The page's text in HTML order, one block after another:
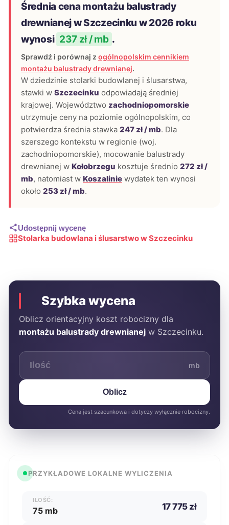
Średnia cena montażu balustrady
drewnianej w Szczecinku w 2026 roku
wynosi 237 zł / mb .
Sprawdź i porównaj z ogólnopolskim cennikiem
montażu balustrady drewnianej.
W dziedzinie stolarki budowlanej i ślusarstwa,
stawki w Szczecinku odpowiadają średniej
krajowej. Województwo zachodniopomorskie
utrzymuje ceny na poziomie ogólnopolskim, co
potwierdza średnia stawka 247 zł / mb. Dla
szerszego kontekstu w regionie (woj.
zachodniopomorskie), mocowanie balustrady
drewnianej w Kołobrzegu kosztuje średnio 272 zł /
mb, natomiast w Koszalinie wydatek ten wynosi
około 253 zł / mb.
Udostępnij wycenę
Stolarka budowlana i ślusarstwo w Szczecinku
Szybka wycena
Oblicz orientacyjny koszt robocizny dla
montażu balustrady drewnianej w Szczecinku.
mb
Oblicz
Cena jest szacunkowa i dotyczy wyłącznie robocizny.
PRZYKŁADOWE LOKALNE WYLICZENIA
ILOŚĆ:
75 mb 17 775 zł